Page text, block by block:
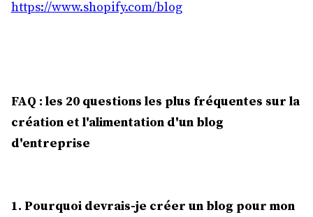
https://www.shopify.com/blog
FAQ : les 20 questions les plus fréquentes sur la
création et l'alimentation d'un blog
d'entreprise
1. Pourquoi devrais-je créer un blog pour mon